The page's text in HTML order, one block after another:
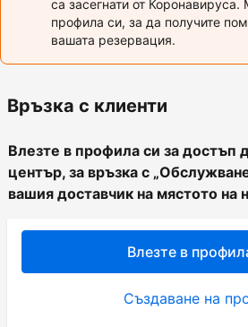
са засегнати от Коронавируса.
профила си, за да получите
вашата резервация.
Връзка с клиенти
Влезте в профила си за
център, за връзка с
вашия доставчик на мястото на
Влезте в
Създаване на